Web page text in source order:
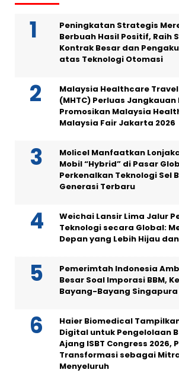
Peningkatan Strategis
Berbuah Hasil Positif, Raih
Kontrak Besar dan
atas Teknologi Otomasi
Malaysia Healthcare
(MHTC) Perluas
Promosikan Malaysia
Malaysia Fair Jakarta 2026
Molicel Manfaatkan
Mobil “Hybrid” di Pasar
Perkenalkan Teknologi Sel
Generasi Terbaru
Weichai Lansir Lima Jalur
Teknologi secara Global:
Depan yang Lebih Hijau
Pemerimtah Indonesia
Besar Soal Imporasi BBM,
Bayang-Bayang Singapura
Haier Biomedical
Digital untuk Pengelolaan
Ajang ISBT Congress 2026,
Transformasi sebagai
Menyeluruh